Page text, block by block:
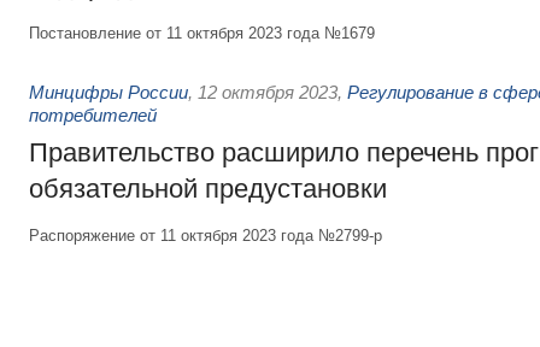
Постановление от 11 октября 2023 года №1679
Минцифры России, 12 октября 2023, Регулирование в
потребителей
Правительство расширило перечень
обязательной предустановки
Распоряжение от 11 октября 2023 года №2799-р